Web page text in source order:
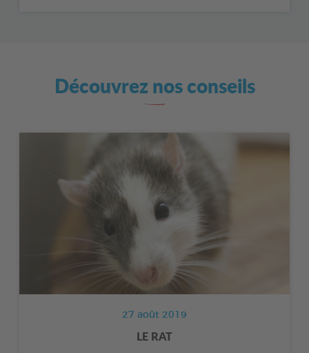
Découvrez nos conseils
27 août 2019
LE RAT